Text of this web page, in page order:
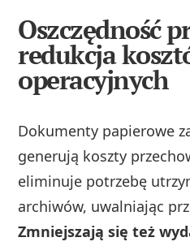
Oszczędność
redukcja
operacyjnych
Dokumenty papierowe
generują koszty
eliminuje potrzebę
archiwów, uwalniając
Zmniejszają się też